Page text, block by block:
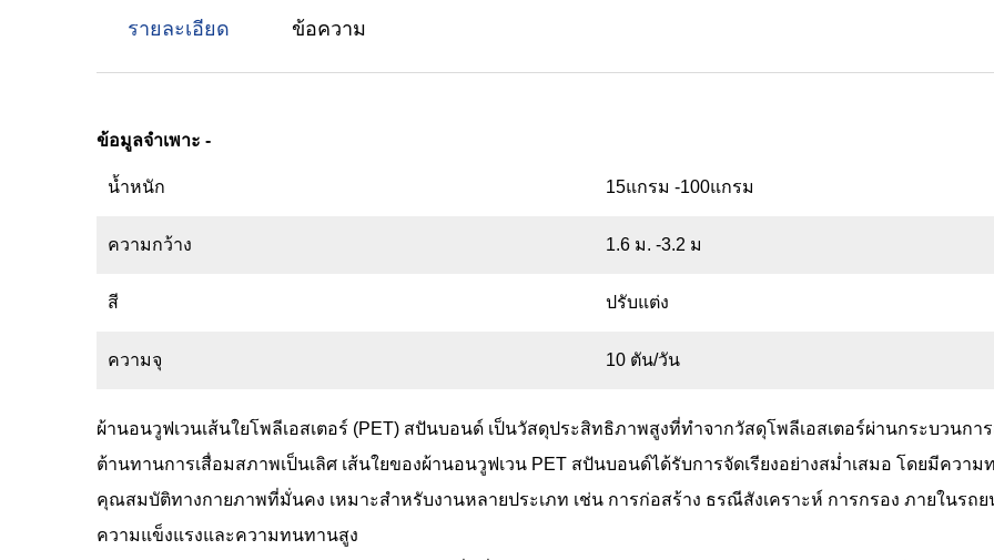
โพลีเอสเตอร์
รายละเอียด ข้อความ
ข้อมูลจำเพาะ -
น้ำหนัก 15แกรม -100แกรม
ความกว้าง 1.6 ม. -3.2 ม
สี ปรับแต่ง
ความจุ 10 ตัน/วัน
ผ้านอนวูฟเวนเส้นใยโพลีเอสเตอร์ (PET) สปันบอนด์ เป็นวัสดุประสิทธิภาพสูงที่ทำจากวัสดุโพลีเอสเตอร์ผ่านกระบวนก
ต้านทานการเสื่อมสภาพเป็นเลิศ เส้นใยของผ้านอนวูฟเวน PET สปันบอนด์ได้รับการจัดเรียงอย่างสม่ำเสมอ โดยมีคว
คุณสมบัติทางกายภาพที่มั่นคง เหมาะสำหรับงานหลายประเภท เช่น การก่อสร้าง ธรณีสังเคราะห์ การกรอง ภายในรถย
ความแข็งแรงและความทนทานสูง